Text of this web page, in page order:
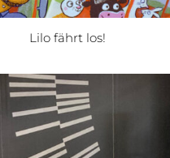
Lilo fährt los!